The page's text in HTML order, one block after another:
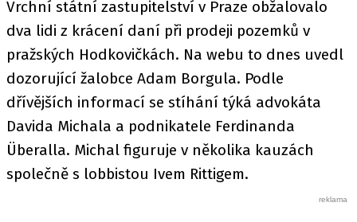
Vrchní státní zastupitelství v Praze obžalovalo
dva lidi z krácení daní při prodeji pozemků v
pražských Hodkovičkách. Na webu to dnes uvedl
dozorující žalobce Adam Borgula. Podle
dřívějších informací se stíhání týká advokáta
Davida Michala a podnikatele Ferdinanda
Überalla. Michal figuruje v několika kauzách
společně s lobbistou Ivem Rittigem.